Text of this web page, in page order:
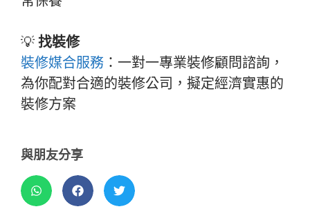
💡 找裝修
裝修媒合服務 ：一對一專業裝修顧問諮詢，
為你配對合適的裝修公司，擬定經濟實惠的
裝修方案
與朋友分享